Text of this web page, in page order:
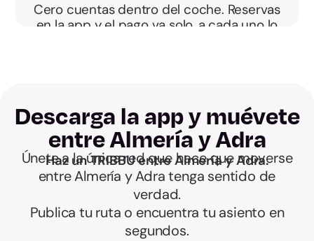
Cero cuentas dentro del coche. Reservas
en la app y el pago va solo, a cada uno lo
Descarga la app y muévete
entre Almería y Adra
Haz un TRIBBU entre Almería y Adra.
Únete a la única red que hace que moverse
entre Almería y Adra tenga sentido de
verdad.
Publica tu ruta o encuentra tu asiento en
segundos.